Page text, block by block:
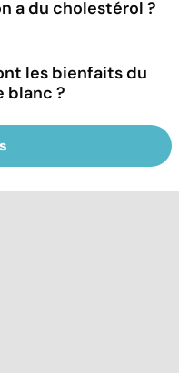
a du cholestérol ?
les bienfaits du
blanc ?